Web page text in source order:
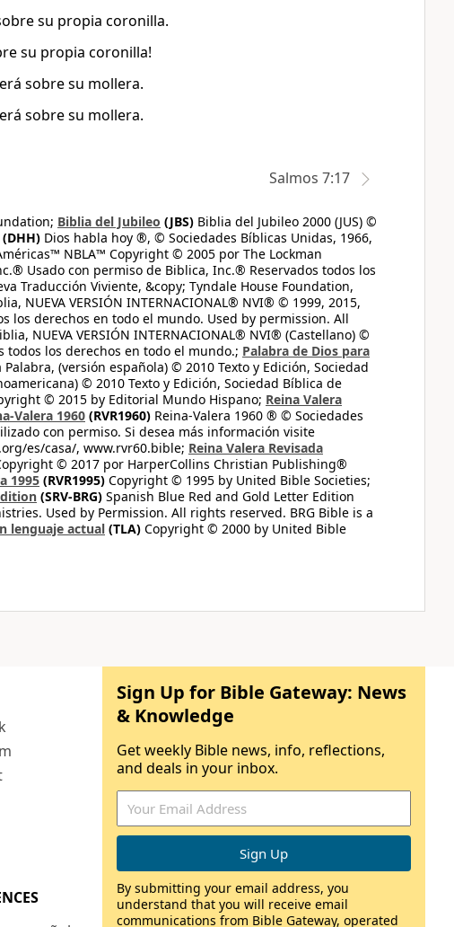
su propia coronilla.
su propia coronilla!
sobre su mollera.
sobre su mollera.
Salmos 7:17
Biblia del Jubileo (JBS) Biblia del Jubileo 2000 (JUS) ©
(DHH) Dios habla hoy ®, © Sociedades Bíblicas Unidas, 1966,
NBLA™ Copyright © 2005 por The Lockman
Usado con permiso de Biblica, Inc.® Reservados todos los
Traducción Viviente, &copy; Tyndale House Foundation,
NUEVA VERSIÓN INTERNACIONAL® NVI® © 1999, 2015,
los derechos en todo el mundo. Used by permission. All
NUEVA VERSIÓN INTERNACIONAL® NVI® (Castellano) ©
todos los derechos en todo el mundo.; Palabra de Dios para
Palabra, (versión española) © 2010 Texto y Edición, Sociedad
© 2010 Texto y Edición, Sociedad Bíblica de
© 2015 by Editorial Mundo Hispano; Reina Valera
Valera 1960 (RVR1960) Reina-Valera 1960 ® © Sociedades
con permiso. Si desea más información visite
es/casa/, www.rvr60.bible; Reina Valera Revisada
© 2017 por HarperCollins Christian Publishing®
1995 (RVR1995) Copyright © 1995 by United Bible Societies;
(SRV-BRG) Spanish Blue Red and Gold Letter Edition
Used by Permission. All rights reserved. BRG Bible is a
lenguaje actual (TLA) Copyright © 2000 by United Bible
Sign Up for Bible Gateway: News
& Knowledge
Get weekly Bible news, info, reflections,
and deals in your inbox.
By submitting your email address, you
understand that you will receive email
communications from Bible Gateway, operated